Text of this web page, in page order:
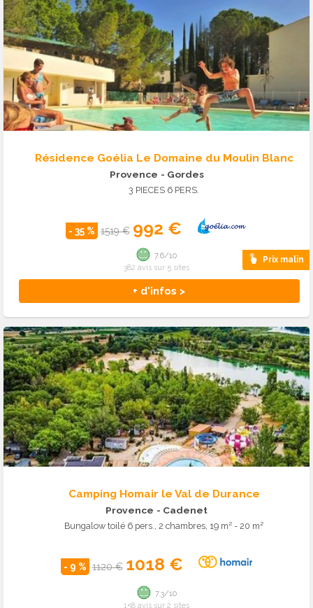
Résidence Goélia Le Domaine du Moulin Blanc
Provence - Gordes
3 PIECES 6 PERS.
- 35 % 1519 € 992 €
Prix malin
+ d'infos >
7.6/10
382 avis sur 5 sites
Camping Homair le Val de Durance
Provence - Cadenet
Bungalow toilé 6 pers., 2 chambres, 19 m² - 20 m²
- 9 % 1120 € 1018 €
7.3/10
158 avis sur 2 sites